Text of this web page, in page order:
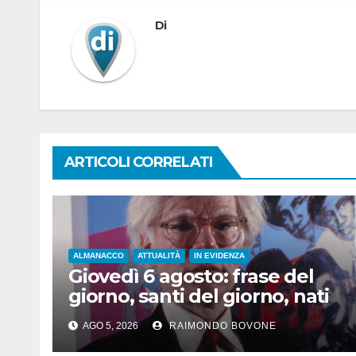
Di
ARTICOLI CORRELATI
ALMANACCO ATTUALITÀ IN EVIDENZA
Giovedì 6 agosto: frase del
giorno, santi del giorno, nati
famosi, accadde oggi
AGO 5, 2026 RAIMONDO BOVONE